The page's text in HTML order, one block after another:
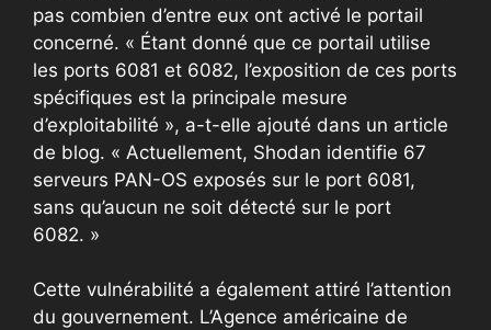
pas combien d’entre eux ont activé le portail
concerné. « Étant donné que ce portail utilise
les ports 6081 et 6082, l’exposition de ces ports
spécifiques est la principale mesure
d’exploitabilité », a-t-elle ajouté dans un article
de blog. « Actuellement, Shodan identifie 67
serveurs PAN-OS exposés sur le port 6081,
sans qu’aucun ne soit détecté sur le port
6082. »
Cette vulnérabilité a également attiré l’attention
du gouvernement. L’Agence américaine de